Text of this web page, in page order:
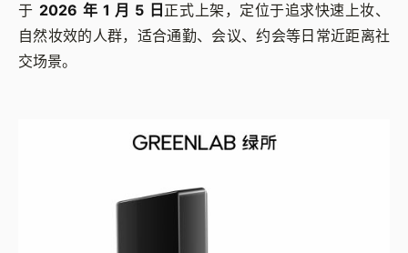
于 2026 年 1 月 5 日 正式上架，定位于追求快速上妆、
自然妆效的人群，适合通勤、会议、约会等日常近距离社
交场景。